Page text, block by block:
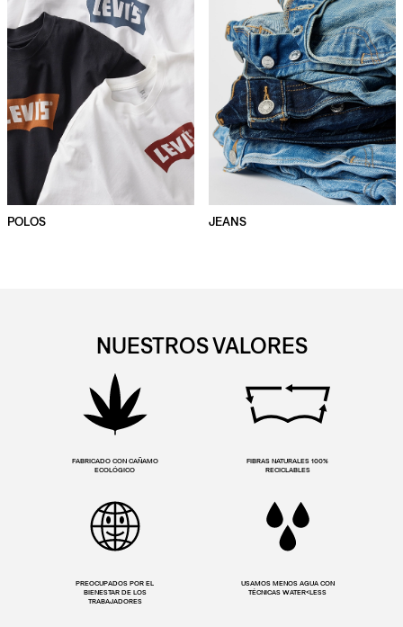
POLOS JEANS
NUESTROS VALORES
FABRICADO CON CAÑAMO
ECOLÓGICO
FIBRAS NATURALES 100%
RECICLABLES
PREOCUPADOS POR EL
BIENESTAR DE LOS
TRABAJADORES
USAMOS MENOS AGUA CON
TÉCNICAS WATER<LESS